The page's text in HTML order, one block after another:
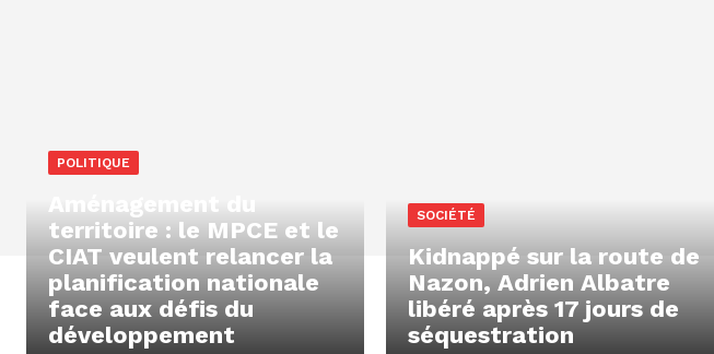
POLITIQUE
Aménagement du
territoire : le MPCE et le
CIAT veulent relancer la
planification nationale
face aux défis du
développement
SOCIÉTÉ
Kidnappé sur la route de
Nazon, Adrien Albatre
libéré après 17 jours de
séquestration